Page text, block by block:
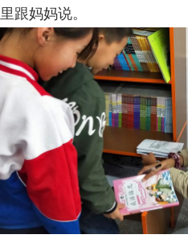
里跟妈妈说。